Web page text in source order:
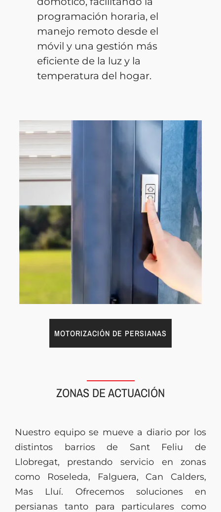
programación horaria, el
manejo remoto desde el
móvil y una gestión más
eficiente de la luz y la
temperatura del hogar.
MOTORIZACIÓN DE PERSIANAS
ZONAS DE ACTUACIÓN
Nuestro equipo se mueve a diario por los
distintos barrios de Sant Feliu de
Llobregat, prestando servicio en zonas
como Roseleda, Falguera, Can Calders,
Mas Lluí. Ofrecemos soluciones en
persianas tanto para particulares como